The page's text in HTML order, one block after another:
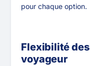
pour chaque option.
Flexibilité
voyageur